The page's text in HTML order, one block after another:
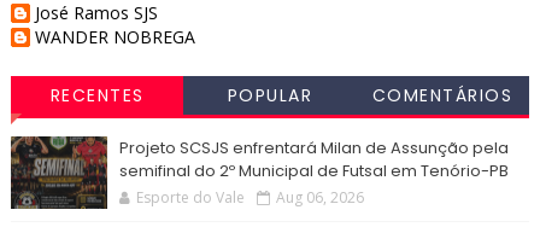
José Ramos SJS
WANDER NOBREGA
RECENTES POPULAR COMENTÁRIOS
Projeto SCSJS enfrentará Milan de Assunção pela
semifinal do 2º Municipal de Futsal em Tenório-PB
Esporte do Vale Aug 06, 2026